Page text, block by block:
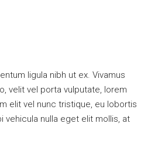
ligula nibh ut ex. Vivamus
velit vel porta vulputate, lorem
elit vel nunc tristique, eu lobortis
vehicula nulla eget elit mollis, at